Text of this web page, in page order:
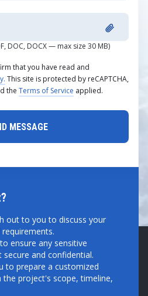
out to you to discuss your
ensure any sensitive
and confidential.
to prepare a customized
the project's scope, timeline,
DOC, DOCX — max size 30 MB)
that you have read and
This site is protected by reCAPTCHA,
the Terms of Service applied.